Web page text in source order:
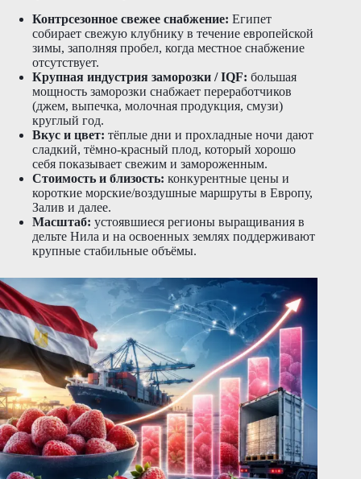
Контрсезонное свежее снабжение: Египет
собирает свежую клубнику в течение европейской
зимы, заполняя пробел, когда местное снабжение
отсутствует.
Крупная индустрия заморозки / IQF: большая
мощность заморозки снабжает переработчиков
(джем, выпечка, молочная продукция, смузи)
круглый год.
Вкус и цвет: тёплые дни и прохладные ночи дают
сладкий, тёмно-красный плод, который хорошо
себя показывает свежим и замороженным.
Стоимость и близость: конкурентные цены и
короткие морские/воздушные маршруты в Европу,
Залив и далее.
Масштаб: устоявшиеся регионы выращивания в
дельте Нила и на освоенных землях поддерживают
крупные стабильные объёмы.